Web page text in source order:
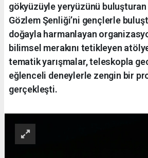
gökyüzüyle yeryüzünü
Gözlem Şenliği’ni gençlerle
doğayla harmanlayan
bilimsel merakını tetikleyen
tematik yarışmalar, teleskopla
eğlenceli deneylerle zengin bir
gerçekleşti.